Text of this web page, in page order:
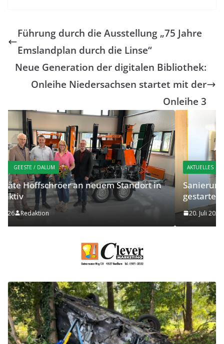
Führung durch die Ausstellung „75 Jahre
Emslandplan durch die Linse“
Neue Generation der digitalen Bibliothek:
Onleihe Niedersachsen startet mit der
Onleihe 3
in
AKTUELLES MEPPEN
Sanierung der Marienschule in Esterfeld
gestartet
20. Juli 2026 Redaktion